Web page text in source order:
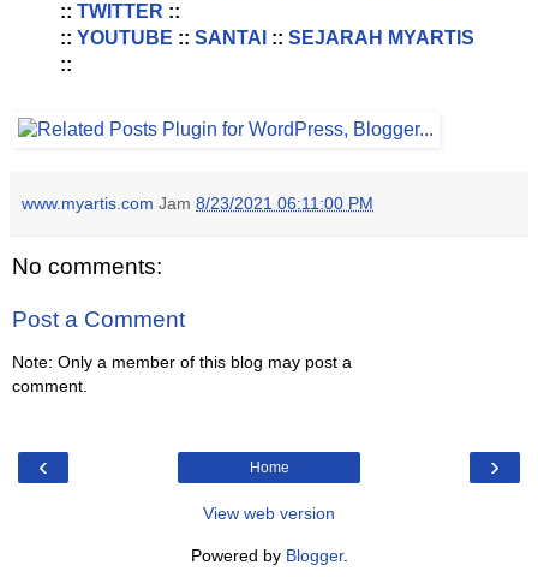
:: TWITTER ::
:: YOUTUBE :: SANTAI :: SEJARAH MYARTIS
::
www.myartis.com Jam 8/23/2021 06:11:00 PM
No comments:
Post a Comment
Note: Only a member of this blog may post a
comment.
‹ ›
Home
View web version
Powered by Blogger.